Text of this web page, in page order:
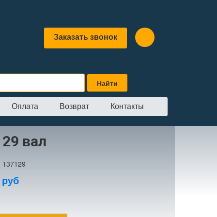
Заказать звонок
Оплата Возврат Контакты
вал
137129
руб